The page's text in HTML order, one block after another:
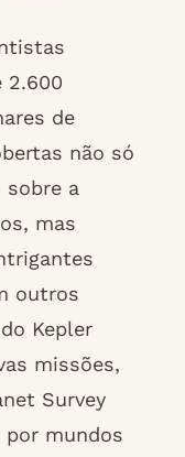
2.600
de
não só
a
mas
outros
Kepler
missões,
Survey
mundos